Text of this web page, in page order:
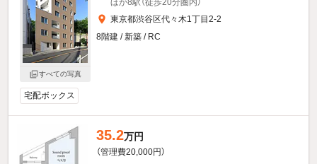
すべての写真
東京都渋谷区代々木1丁目2-2
8階建 / 新築 / RC
宅配ボックス
35.2万円
（管理費20,000円）